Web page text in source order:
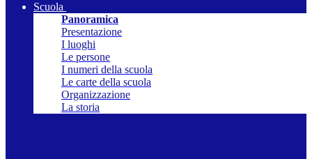
Scuola
Panoramica
Presentazione
I luoghi
Le persone
I numeri della scuola
Le carte della scuola
Organizzazione
La storia